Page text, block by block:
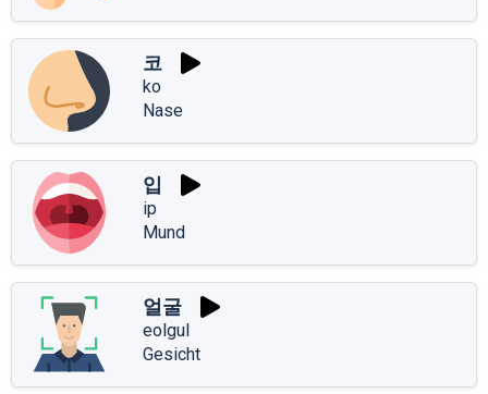
코
ko
Nase
입
ip
Mund
얼굴
eolgul
Gesicht